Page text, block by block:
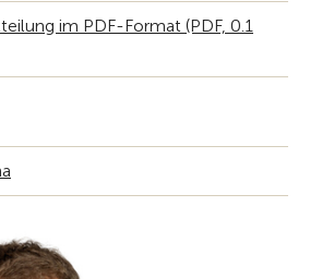
im PDF-Format (PDF, 0.1